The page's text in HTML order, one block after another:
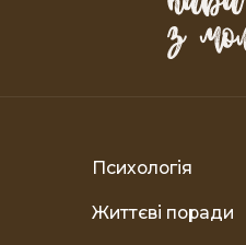
Психологія
Життєві поради